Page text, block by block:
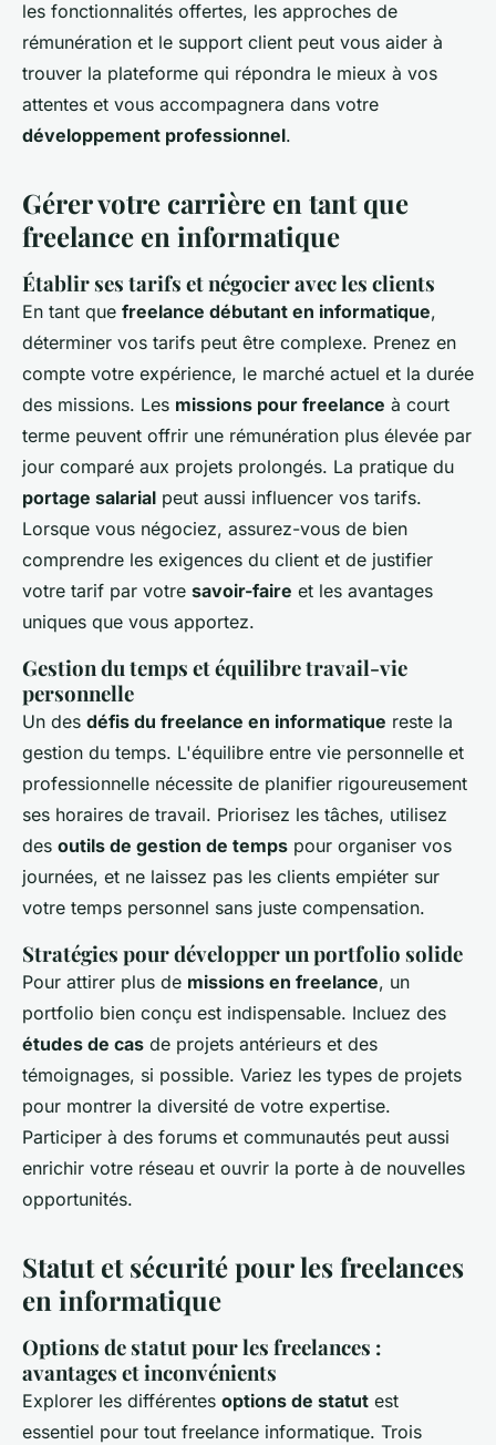
les fonctionnalités offertes, les approches de
rémunération et le support client peut vous aider à
trouver la plateforme qui répondra le mieux à vos
attentes et vous accompagnera dans votre
développement professionnel.
Gérer votre carrière en tant que
freelance en informatique
Établir ses tarifs et négocier avec les clients
En tant que freelance débutant en informatique,
déterminer vos tarifs peut être complexe. Prenez en
compte votre expérience, le marché actuel et la durée
des missions. Les missions pour freelance à court
terme peuvent offrir une rémunération plus élevée par
jour comparé aux projets prolongés. La pratique du
portage salarial peut aussi influencer vos tarifs.
Lorsque vous négociez, assurez-vous de bien
comprendre les exigences du client et de justifier
votre tarif par votre savoir-faire et les avantages
uniques que vous apportez.
Gestion du temps et équilibre travail-vie
personnelle
Un des défis du freelance en informatique reste la
gestion du temps. L'équilibre entre vie personnelle et
professionnelle nécessite de planifier rigoureusement
ses horaires de travail. Priorisez les tâches, utilisez
des outils de gestion de temps pour organiser vos
journées, et ne laissez pas les clients empiéter sur
votre temps personnel sans juste compensation.
Stratégies pour développer un portfolio solide
Pour attirer plus de missions en freelance, un
portfolio bien conçu est indispensable. Incluez des
études de cas de projets antérieurs et des
témoignages, si possible. Variez les types de projets
pour montrer la diversité de votre expertise.
Participer à des forums et communautés peut aussi
enrichir votre réseau et ouvrir la porte à de nouvelles
opportunités.
Statut et sécurité pour les freelances
en informatique
Options de statut pour les freelances :
avantages et inconvénients
Explorer les différentes options de statut est
essentiel pour tout freelance informatique. Trois